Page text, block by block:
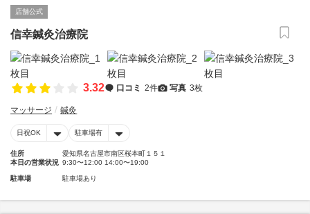
店舗公式
信幸鍼灸治療院
3.32 口コミ 2件 写真 3枚
マッサージ 鍼灸
日祝OK 駐車場有
住所
愛知県名古屋市南区桜本町１５１
本日の営業状況 9:30〜12:00 14:00〜19:00
駐車場 駐車場あり